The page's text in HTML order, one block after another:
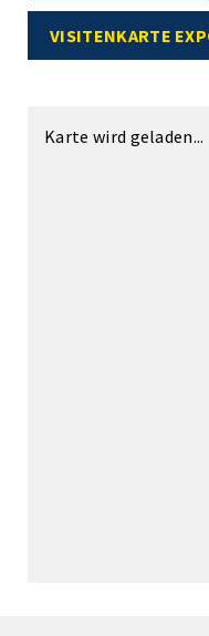
VISITENKARTE
Karte wird geladen...